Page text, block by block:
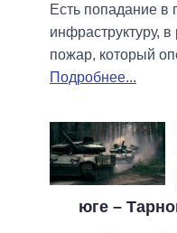
Есть попадание в
инфраструктуру, в
пожар, который
Подробнее...
юге –